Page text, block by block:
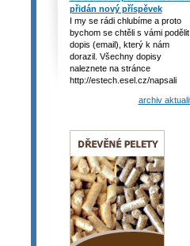
přidán nový příspěvek
I my se rádi chlubíme a proto
bychom se chtěli s vámi
dopis (email), který k nám
dorazil. Všechny dopisy
naleznete na stránce
http://estech.esel.cz/napsali
archiv